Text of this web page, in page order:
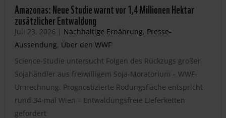
Amazonas: Neue Studie warnt vor 1,4 Millionen Hektar
zusätzlicher Entwaldung
Juli 23, 2026 | Nachhaltige Ernährung, Presse-
Aussendung, Über den WWF
Science-Studie untersucht Folgen des Rückzugs großer
Sojahändler aus freiwilligem Soja-Moratorium – WWF-
Umrechnung: Prognostizierte Rodungsfläche entspricht
rund 34-mal Wien – Entwaldungsfreie Lieferketten
gefordert